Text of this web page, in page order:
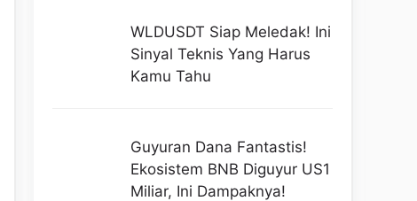
WLDUSDT Siap Meledak! Ini
Sinyal Teknis Yang Harus
Kamu Tahu
Guyuran Dana Fantastis!
Ekosistem BNB Diguyur US1
Miliar, Ini Dampaknya!